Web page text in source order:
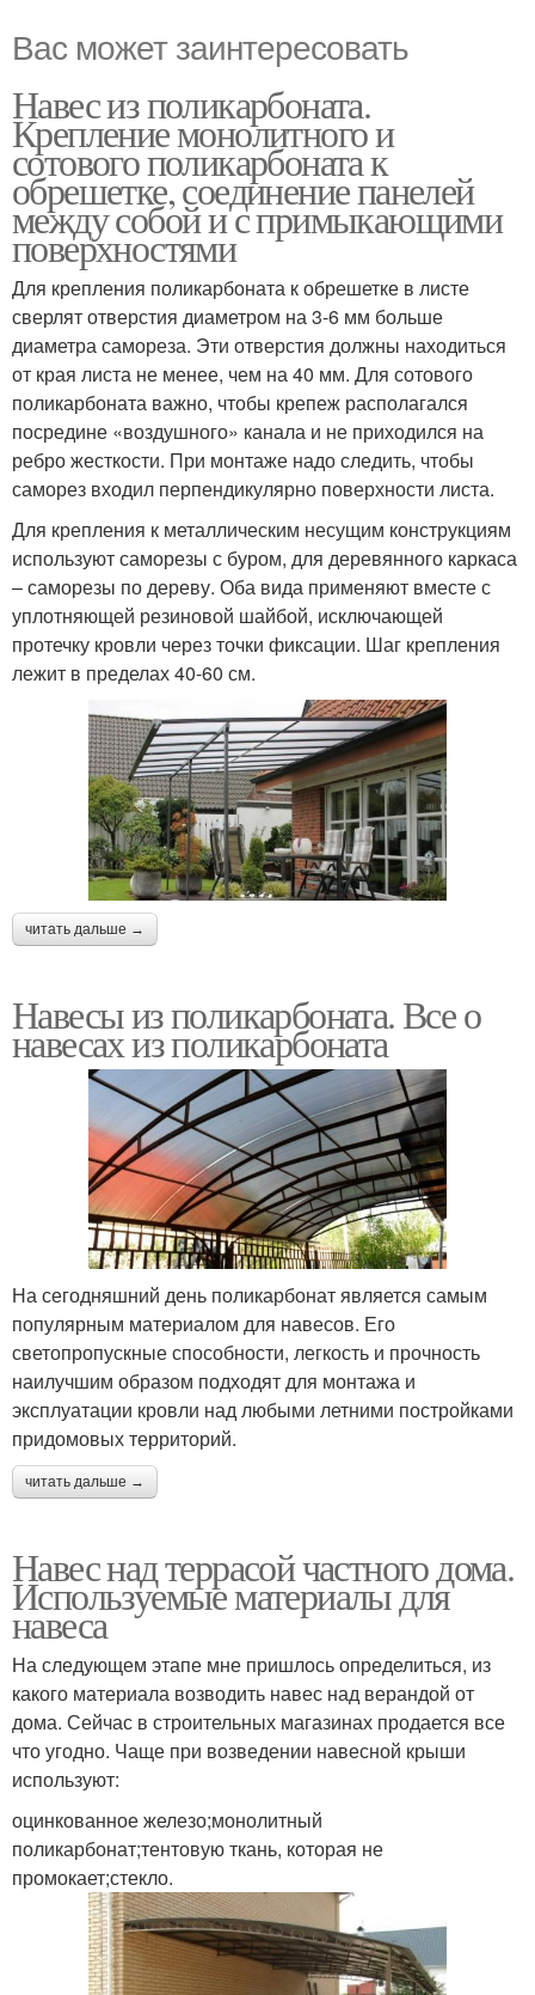
Вас может заинтересовать
Навес из поликарбоната.
Крепление монолитного и
сотового поликарбоната к
обрешетке, соединение панелей
между собой и с примыкающими
поверхностями
Для крепления поликарбоната к обрешетке в листе
сверлят отверстия диаметром на 3-6 мм больше
диаметра самореза. Эти отверстия должны находиться
от края листа не менее, чем на 40 мм. Для сотового
поликарбоната важно, чтобы крепеж располагался
посредине «воздушного» канала и не приходился на
ребро жесткости. При монтаже надо следить, чтобы
саморез входил перпендикулярно поверхности листа.
Для крепления к металлическим несущим конструкциям
используют саморезы с буром, для деревянного каркаса
– саморезы по дереву. Оба вида применяют вместе с
уплотняющей резиновой шайбой, исключающей
протечку кровли через точки фиксации. Шаг крепления
лежит в пределах 40-60 см.
читать дальше →
Навесы из поликарбоната. Все о
навесах из поликарбоната
На сегодняшний день поликарбонат является самым
популярным материалом для навесов. Его
светопропускные способности, легкость и прочность
наилучшим образом подходят для монтажа и
эксплуатации кровли над любыми летними постройками
придомовых территорий.
читать дальше →
Навес над террасой частного дома.
Используемые материалы для
навеса
На следующем этапе мне пришлось определиться, из
какого материала возводить навес над верандой от
дома. Сейчас в строительных магазинах продается все
что угодно. Чаще при возведении навесной крыши
используют:
оцинкованное железо;монолитный
поликарбонат;тентовую ткань, которая не
промокает;стекло.